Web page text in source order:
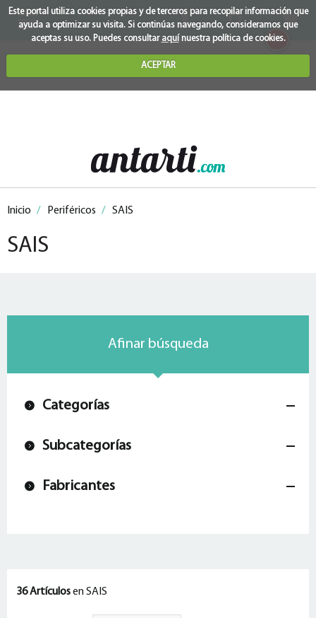
Este portal utiliza cookies propias y de terceros para recopilar información que
ayuda a optimizar su visita. Si continúas navegando, consideramos que
aceptas su uso. Puedes consultar aquínuestra política de cookies.
ACEPTAR
0
Inicio / Periféricos / SAIS
SAIS
Afinar búsqueda
Categorías
Subcategorías
Fabricantes
36 Artículosen SAIS